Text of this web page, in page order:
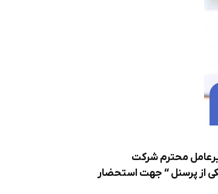
تصویر نامه شماره 1402201 مورخ 24/02/1402 مدیرعامل محترم شرکت
از پرسنل “ جهت استحضار